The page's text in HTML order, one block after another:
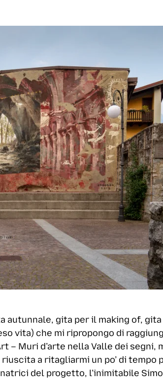
gita per il making of, gita
vita) che mi ripropongo di
– Muri d’arte nella Valle dei segni,
a ritagliarmi un po’ di tempo
del progetto, l’inimitabile